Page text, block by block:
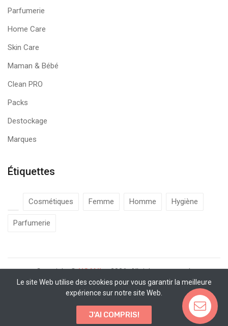
Parfumerie
Home Care
Skin Care
Maman & Bébé
Clean PRO
Packs
Destockage
Marques
Étiquettes
Cosmétiques Femme Homme Hygiène
Parfumerie
Copyright ©UCANbe2026. All rights reserved.
Le site Web utilise des cookies pour vous garantir la meilleure
expérience sur notre site Web.
J'AI COMPRIS!